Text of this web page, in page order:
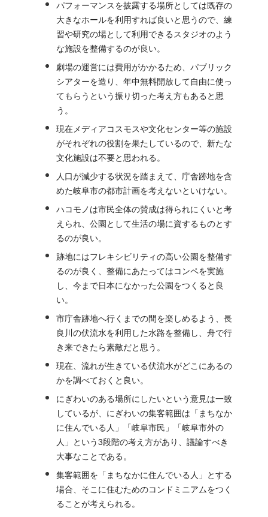
パフォーマンスを披露する場所としては既存の
大きなホールを利用すれば良いと思うので、練
習や研究の場として利用できるスタジオのよう
な施設を整備するのが良い。
劇場の運営には費用がかかるため、パブリック
シアターを造り、年中無料開放して自由に使っ
てもらうという振り切った考え方もあると思
う。
現在メディアコスモスや文化センター等の施設
がそれぞれの役割を果たしているので、新たな
文化施設は不要と思われる。
人口が減少する状況を踏まえて、庁舎跡地を含
めた岐阜市の都市計画を考えないといけない。
ハコモノは市民全体の賛成は得られにくいと考
えられ、公園として生活の場に資するものとす
るのが良い。
跡地にはフレキシビリティの高い公園を整備す
るのが良く、整備にあたってはコンペを実施
し、今まで日本になかった公園をつくると良
い。
市庁舎跡地へ行くまでの間を楽しめるよう、長
良川の伏流水を利用した水路を整備し、舟で行
き来できたら素敵だと思う。
現在、流れが生きている伏流水がどこにあるの
かを調べておくと良い。
にぎわいのある場所にしたいという意見は一致
しているが、にぎわいの集客範囲は「まちなか
に住んでいる人」「岐阜市民」「岐阜市外の
人」という3段階の考え方があり、議論すべき
大事なことである。
集客範囲を「まちなかに住んでいる人」とする
場合、そこに住むためのコンドミニアムをつく
ることが考えられる。